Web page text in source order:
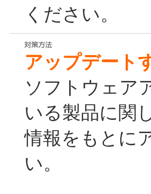
ください。
アップデート
ソフトウェア
いる製品に関
情報をもとに
い。